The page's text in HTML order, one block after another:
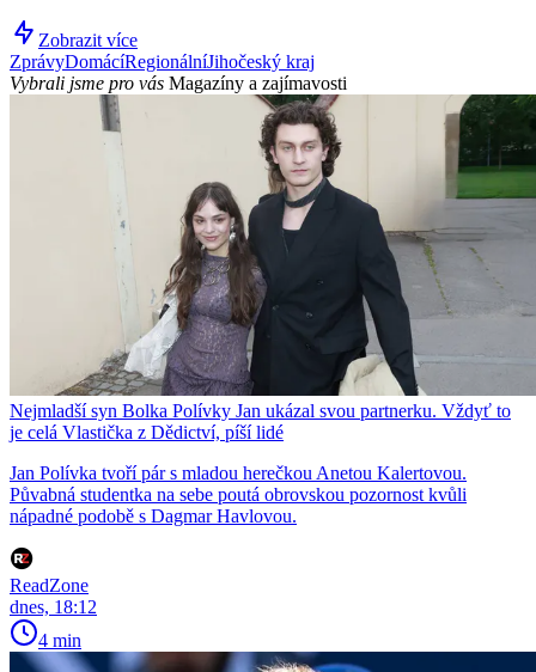
Zobrazit více
ZprávyDomácíRegionálníJihočeský kraj
Vybrali jsme pro vás Magazíny a zajímavosti
Nejmladší syn Bolka Polívky Jan ukázal svou partnerku. Vždyť to
je celá Vlastička z Dědictví, píší lidé
Jan Polívka tvoří pár s mladou herečkou Anetou Kalertovou.
Půvabná studentka na sebe poutá obrovskou pozornost kvůli
nápadné podobě s Dagmar Havlovou.
ReadZone
dnes, 18:12
4 min